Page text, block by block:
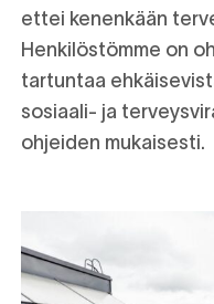
ettei kenenkään
Henkilöstömme on
tartuntaa
sosiaali- ja
ohjeiden mukaisesti.